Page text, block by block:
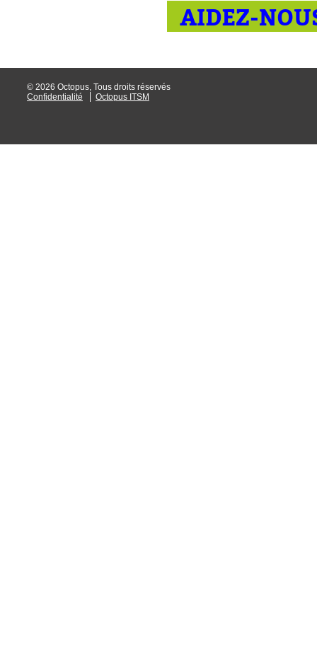
AIDEZ-
© 2026 Octopus, Tous droits réservés
Confidentialité
Octopus ITSM